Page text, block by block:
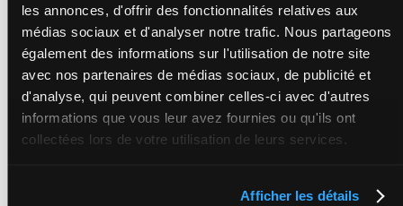
les annonces, d'offrir des fonctionnalités relatives aux
médias sociaux et d'analyser notre trafic. Nous partageons
également des informations sur l'utilisation de notre site
avec nos partenaires de médias sociaux, de publicité et
d'analyse, qui peuvent combiner celles-ci avec d'autres
informations que vous leur avez fournies ou qu'ils ont
collectées lors de votre utilisation de leurs services.
Afficher les détails